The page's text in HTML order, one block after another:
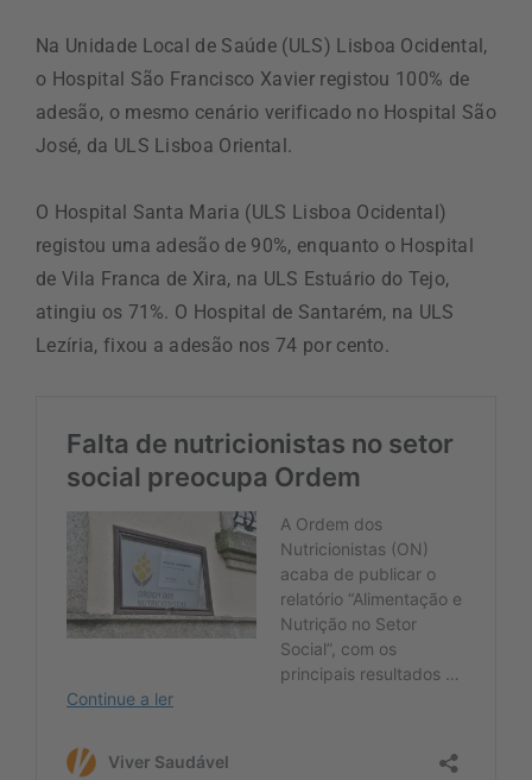
Na Unidade Local de Saúde (ULS) Lisboa Ocidental,
o Hospital São Francisco Xavier registou 100% de
adesão, o mesmo cenário verificado no Hospital São
José, da ULS Lisboa Oriental.
O Hospital Santa Maria (ULS Lisboa Ocidental)
registou uma adesão de 90%, enquanto o Hospital
de Vila Franca de Xira, na ULS Estuário do Tejo,
atingiu os 71%. O Hospital de Santarém, na ULS
Lezíria, fixou a adesão nos 74 por cento.